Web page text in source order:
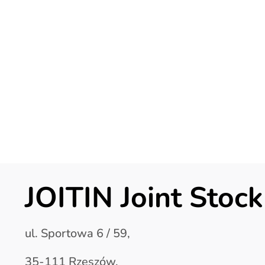
JOITIN Joint
ul. Sportowa 6 / 59,
35-111 Rzeszów,